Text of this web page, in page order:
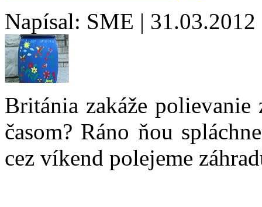
Napísal: SME | 31.03.2012
Británia zakáže
časom? Ráno ňou
cez víkend polejeme